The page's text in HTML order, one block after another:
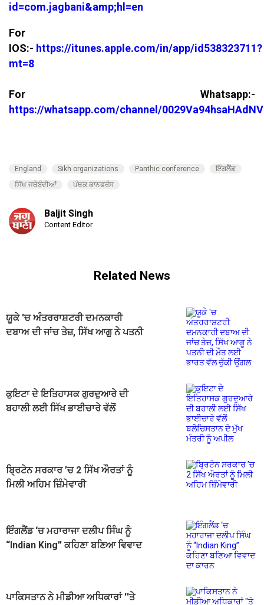
id=com.jagbani&amp;hl=en
For
IOS:- https://itunes.apple.com/in/app/id538323711?
mt=8
For Whatsapp:-
https://whatsapp.com/channel/
England Sikh organizations Panthic conference
ਇੰਗਲੈਂਡ
ਸਿੱਖ ਜਥੇਬੰਦੀਆਂ
ਪੰਥਕ ਕਾਨਫਰੰਸ
Baljit Singh
Content Editor
Related News
ਯੂਕੇ 'ਚ ਅੰਤਰਰਾਸ਼ਟਰੀ ਦਮਨਕਾਰੀ
ਦਬਾਅ ਦੀ ਜਾਂਚ ਤੇਜ਼, ਸਿੱਖ ਆਗੂ ਨੇ ਪਤਨੀ
ਕੁਇਟਾ ਦੇ ਇਤਿਹਾਸਕ ਗੁਰਦੁਆਰੇ ਦੀ
ਬਹਾਲੀ ਲਈ ਸਿੱਖ ਭਾਈਚਾਰੇ ਵੱਲੋਂ
ਬ੍ਰਿਟੇਨ ਸਰਕਾਰ ’ਚ 2 ਸਿੱਖ ਔਰਤਾਂ ਨੂੰ
ਮਿਲੀ ਅਹਿਮ ਜ਼ਿੰਮੇਵਾਰੀ
ਇੰਗਲੈਂਡ ‘ਚ ਮਹਾਰਾਜਾ ਦਲੀਪ ਸਿੰਘ ਨੂੰ
“Indian King” ਕਹਿਣਾ ਬਣਿਆ ਵਿਵਾਦ
ਪਾਕਿਸਤਾਨ ਨੇ ਮੀਡੀਆ ਅਧਿਕਾਰਾਂ ''ਤੇ